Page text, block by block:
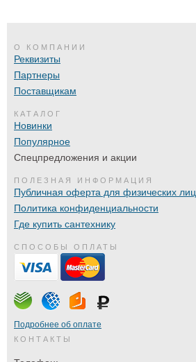
О КОМПАНИИ
Реквизиты
Партнеры
Поставщикам
КАТАЛОГ
Новинки
Популярное
Спецпредложения и акции
ПОЛЕЗНАЯ ИНФОРМАЦИЯ
Публичная оферта для физических лиц
Политика конфиденциальности
Где купить сантехнику
СПОСОБЫ ОПЛАТЫ
Подробнее об оплате
КОНТАКТЫ